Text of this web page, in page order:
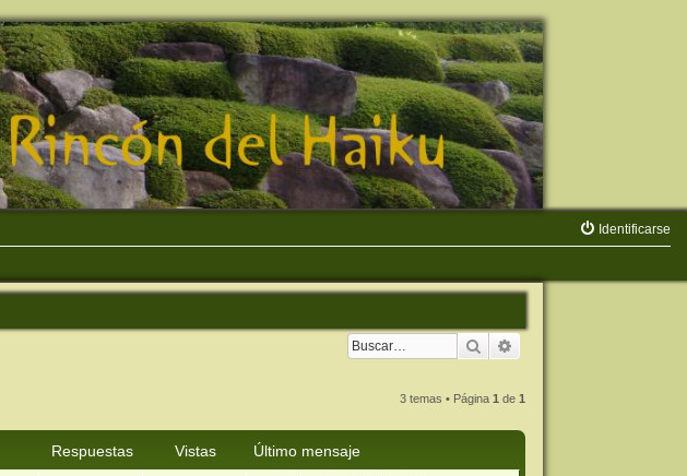
Identificarse
Buscar
3 temas • Página1 de1
Respuestas Vistas
Último mensaje